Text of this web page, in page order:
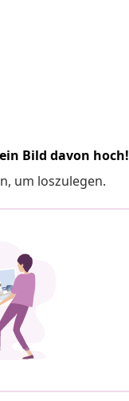
Bild davon hoch!
um loszulegen.